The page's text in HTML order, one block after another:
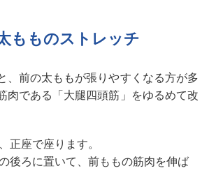
もものストレッチ
、前の太ももが張りやすくなる方が多
肉である「大腿四頭筋」をゆるめて改
正座で座ります。
後ろに置いて、前ももの筋肉を伸ば